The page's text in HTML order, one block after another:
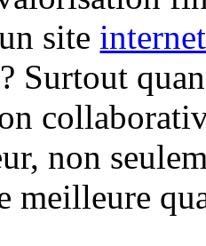
site internet
Surtout
non
meilleure